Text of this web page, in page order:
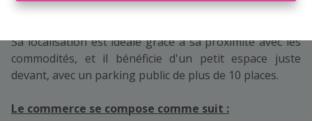
Flémalle.
Sa localisation est idéale grâce à sa proximité avec les
commodités, et il bénéficie d'un petit espace juste
devant, avec un parking public de plus de 10 places.
Le commerce se compose comme suit :